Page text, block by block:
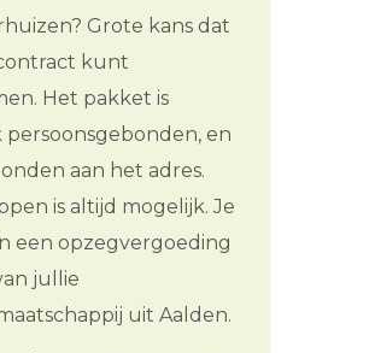
Grote kans dat
kunt
Het pakket is
persoonsgebonden, en
aan het adres.
is altijd mogelijk. Je
een opzegvergoeding
jullie
uit Aalden.